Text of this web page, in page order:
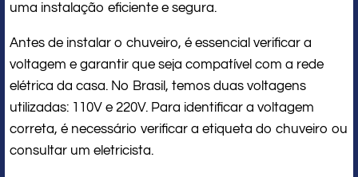
uma instalação eficiente e segura.
Antes de instalar o chuveiro, é essencial verificar a
voltagem e garantir que seja compatível com a rede
elétrica da casa. No Brasil, temos duas voltagens
utilizadas: 110V e 220V. Para identificar a voltagem
correta, é necessário verificar a etiqueta do chuveiro ou
consultar um eletricista.